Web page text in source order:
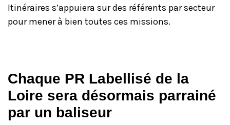
Itinéraires s’appuiera sur des référents par secteur
pour mener à bien toutes ces missions.
Chaque PR Labellisé de la
Loire sera désormais parrainé
par un baliseur